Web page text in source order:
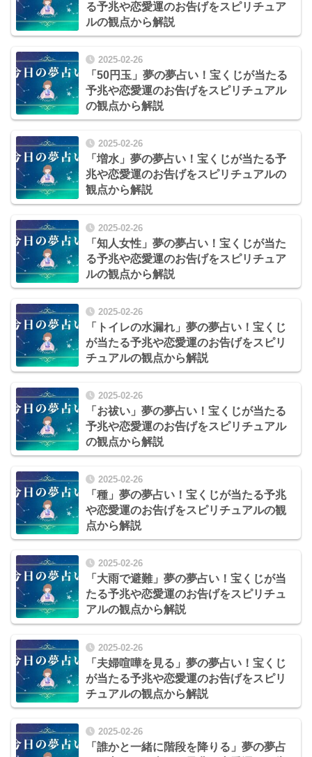
る予兆や恋愛運のお告げをスピリチュア
ルの観点から解説
2025-02-26
「50円玉」夢の夢占い！宝くじが当たる
予兆や恋愛運のお告げをスピリチュアル
の観点から解説
2025-02-26
「増水」夢の夢占い！宝くじが当たる予
兆や恋愛運のお告げをスピリチュアルの
観点から解説
2025-02-26
「知人女性」夢の夢占い！宝くじが当た
る予兆や恋愛運のお告げをスピリチュア
ルの観点から解説
2025-02-26
「トイレの水漏れ」夢の夢占い！宝くじ
が当たる予兆や恋愛運のお告げをスピリ
チュアルの観点から解説
2025-02-26
「お祓い」夢の夢占い！宝くじが当たる
予兆や恋愛運のお告げをスピリチュアル
の観点から解説
2025-02-26
「種」夢の夢占い！宝くじが当たる予兆
や恋愛運のお告げをスピリチュアルの観
点から解説
2025-02-26
「大雨で避難」夢の夢占い！宝くじが当
たる予兆や恋愛運のお告げをスピリチュ
アルの観点から解説
2025-02-26
「夫婦喧嘩を見る」夢の夢占い！宝くじ
が当たる予兆や恋愛運のお告げをスピリ
チュアルの観点から解説
2025-02-26
「誰かと一緒に階段を降りる」夢の夢占